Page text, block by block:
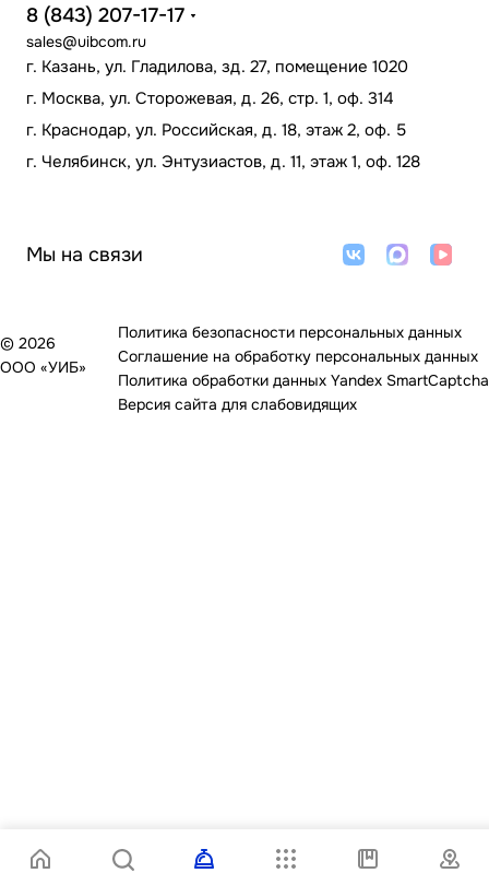
8 (843) 207-17-17
sales@uibcom.ru
г. Казань, ул. Гладилова, зд. 27, помещение 1020
г. Москва, ул. Сторожевая, д. 26, стр. 1, оф. 314
г. Краснодар, ул. Российская, д. 18, этаж 2, оф. 5
г. Челябинск, ул. Энтузиастов, д. 11, этаж 1, оф. 128
Мы на связи
© 2026
ООО «УИБ»
Политика безопасности персональных данных
Соглашение на обработку персональных данных
Политика обработки данных Yandex SmartCaptcha
Версия сайта для слабовидящих